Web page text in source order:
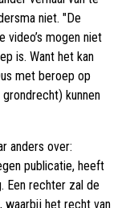
niet. "De
video’s mogen niet
is. Want het kan
met beroep op
kunnen
anders over:
publicatie, heeft
Een rechter zal de
waarbij het recht van